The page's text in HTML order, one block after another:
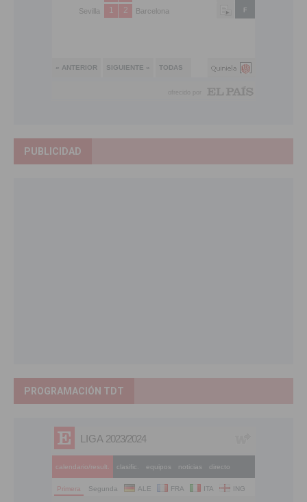
PUBLICIDAD
PROGRAMACIÓN TDT